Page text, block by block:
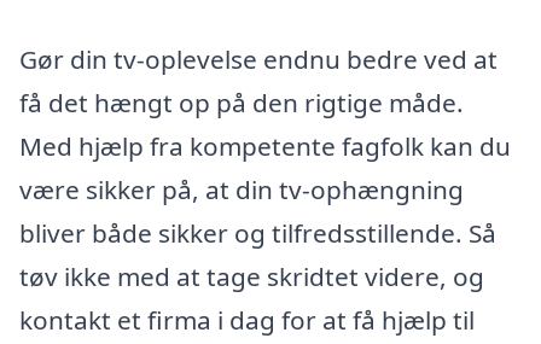
Gør din tv-oplevelse endnu bedre ved at
få det hængt op på den rigtige måde.
Med hjælp fra kompetente fagfolk kan du
være sikker på, at din tv-ophængning
bliver både sikker og tilfredsstillende. Så
tøv ikke med at tage skridtet videre, og
kontakt et firma i dag for at få hjælp til